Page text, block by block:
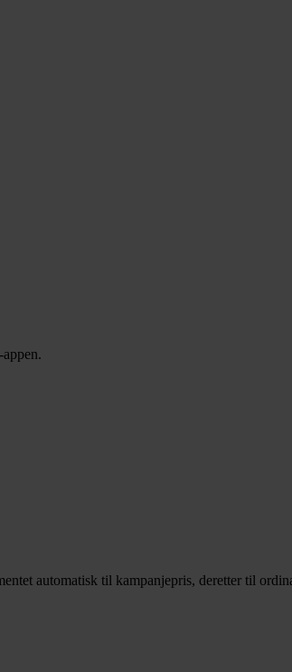
automatisk til kampanjepris, deretter til